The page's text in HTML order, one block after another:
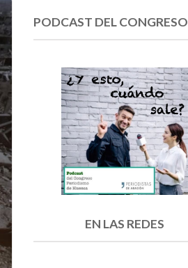
PODCAST DEL CONGRESO
EN LAS REDES